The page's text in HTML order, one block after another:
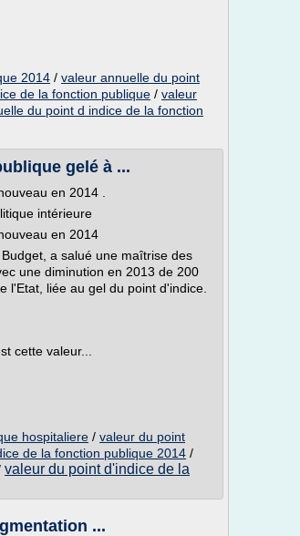
2014 / valeur annuelle du point
de la fonction publique / valeur
du point d indice de la fonction
gelé à ...
en 2014 .
intérieure
en 2014
a salué une maîtrise des
une diminution en 2013 de 200
l'Etat, liée au gel du point d'indice.
cette valeur...
hospitaliere / valeur du point
de la fonction publique 2014 /
valeur du point d'indice de la
...